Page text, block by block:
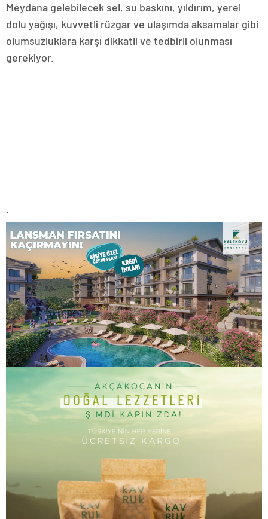
Meydana gelebilecek sel, su baskını, yıldırım, yerel
dolu yağışı, kuvvetli rüzgar ve ulaşımda aksamalar gibi
olumsuzluklara karşı dikkatli ve tedbirli olunması
gerekiyor.